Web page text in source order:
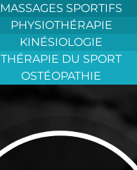
MASSAGES SPORTIFS
PHYSIOTHÉRAPIE
KINÉSIOLOGIE
THÉRAPIE DU SPORT
OSTÉOPATHIE